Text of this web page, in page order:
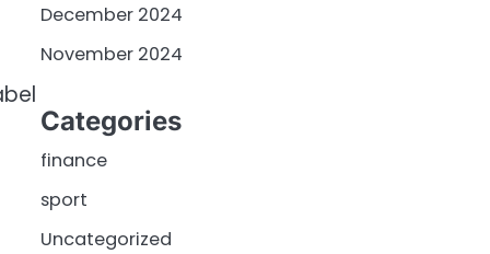
December 2024
November 2024
Categories
finance
sport
Uncategorized